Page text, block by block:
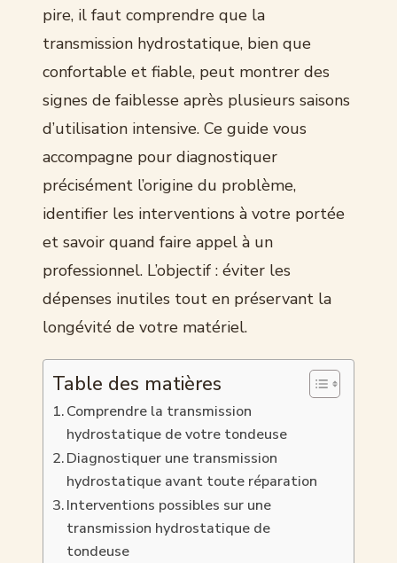
pire, il faut comprendre que la
transmission hydrostatique, bien que
confortable et fiable, peut montrer des
signes de faiblesse après plusieurs saisons
d’utilisation intensive. Ce guide vous
accompagne pour diagnostiquer
précisément l’origine du problème,
identifier les interventions à votre portée
et savoir quand faire appel à un
professionnel. L’objectif : éviter les
dépenses inutiles tout en préservant la
longévité de votre matériel.
Table des matières
Comprendre la transmission
hydrostatique de votre tondeuse
Diagnostiquer une transmission
hydrostatique avant toute réparation
Interventions possibles sur une
transmission hydrostatique de
tondeuse